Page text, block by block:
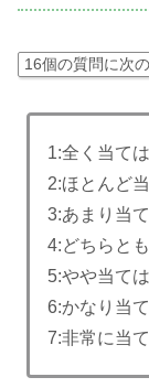
16個の質問に次の
1:全く当て
2:ほとんど
3:あまり当
4:どちらと
5:やや当て
6:かなり当
7:非常に当